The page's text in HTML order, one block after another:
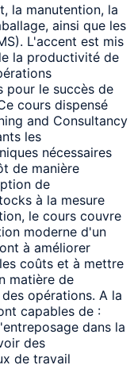
la manutention, la
ainsi que les
L'accent est mis
la productivité de
pour le succès de
cours dispensé
and Consultancy
les
nécessaires
de manière
de
à la mesure
le cours couvre
moderne d'un
à améliorer
coûts et à mettre
matière de
opérations. A la
capables de :
dans la
des
de travail